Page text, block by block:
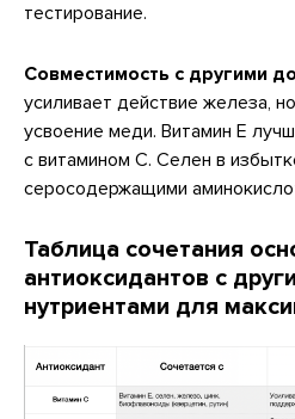
тестирование.
Совместимость с другими
усиливает действие железа,
усвоение меди. Витамин E
с витамином C. Селен в
серосодержащими
Таблица сочетания
антиоксидантов с
нутриентами для